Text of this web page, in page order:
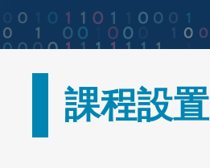
課程設置